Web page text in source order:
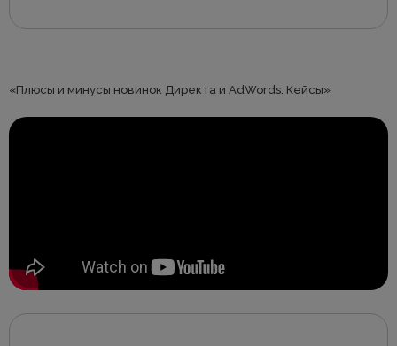
«Плюсы и минусы новинок Директа и AdWords. Кейсы»